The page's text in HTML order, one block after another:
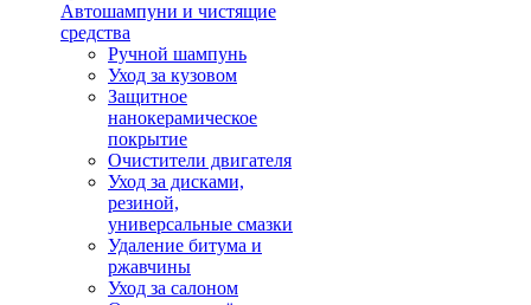
Автошампуни и чистящие
средства
Ручной шампунь
Уход за кузовом
Защитное
нанокерамическое
покрытие
Очистители двигателя
Уход за дисками,
резиной,
универсальные смазки
Удаление битума и
ржавчины
Уход за салоном